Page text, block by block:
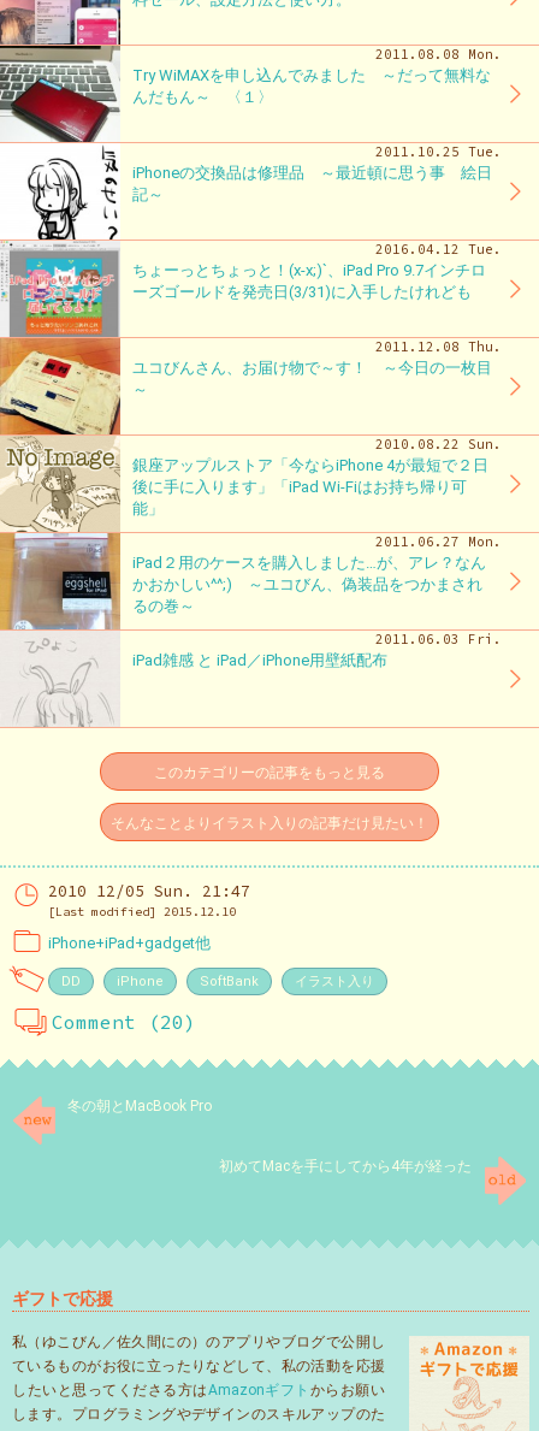
2011.08.08 Mon.
Try WiMAXを申し込んでみました ～だって無料な
んだもん～ 〈１〉
2011.10.25 Tue.
iPhoneの交換品は修理品 ～最近頓に思う事 絵日
記～
2016.04.12 Tue.
ちょーっとちょっと！(x-x;)`、iPad Pro 9.7インチロ
ーズゴールドを発売日(3/31)に入手したけれども
2011.12.08 Thu.
ユコびんさん、お届け物で～す！ ～今日の一枚目
～
2010.08.22 Sun.
銀座アップルストア「今ならiPhone 4が最短で２日
後に手に入ります」「iPad Wi-Fiはお持ち帰り可
能」
2011.06.27 Mon.
iPad２用のケースを購入しました…が、アレ？なん
かおかしい^^;) ～ユコびん、偽装品をつかまされ
るの巻～
2011.06.03 Fri.
iPad雑感 と iPad／iPhone用壁紙配布
このカテゴリーの記事をもっと見る
そんなことよりイラスト入りの記事だけ見たい！
2010 12/05 Sun. 21:47
[Last modified] 2015.12.10
iPhone+iPad+gadget他
DD iPhone SoftBank イラスト入り
Comment (20)
冬の朝とMacBook Pro
初めてMacを手にしてから4年が経った
ギフトで応援
私（ゆこびん／佐久間にの）のアプリやブログで公開し
ているものがお役に立ったりなどして、私の活動を応援
したいと思ってくださる方はAmazonギフト からお願い
します。プログラミングやデザインのスキルアップのた